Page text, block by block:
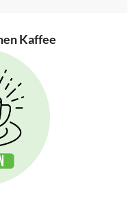
Kaffee